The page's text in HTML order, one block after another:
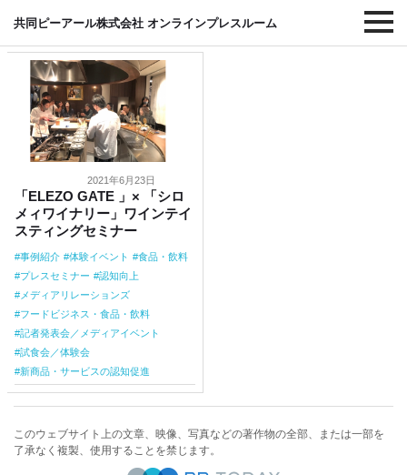
共同ピーアール株式会社 オンラインプレスルーム
#体験イベント
2021年6月23日
「ELEZO GATE 」× 「シロ
メィワイナリー」ワインテイ
スティングセミナー
事例紹介 体験イベント
食品・飲料
プレスセミナー
認知向上
メディアリレーションズ
フードビジネス・食品・飲料
記者発表会／メディアイベント
試食会／体験会
新商品・サービスの認知促進
このウェブサイト上の文章、映像、写真などの著作物の全部、または一部を
了承なく複製、使用することを禁じます。